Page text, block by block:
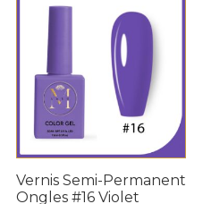
Vernis Semi-Permanent
Ongles #16 Violet